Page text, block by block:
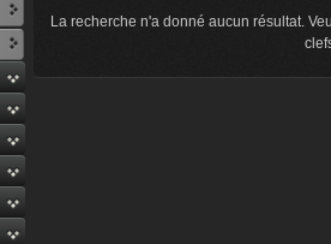
La recherche n'a donné aucun résultat.